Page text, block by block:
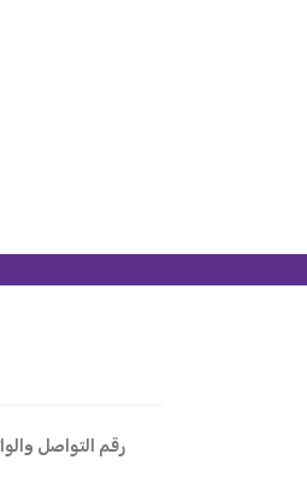
رقم التواصل